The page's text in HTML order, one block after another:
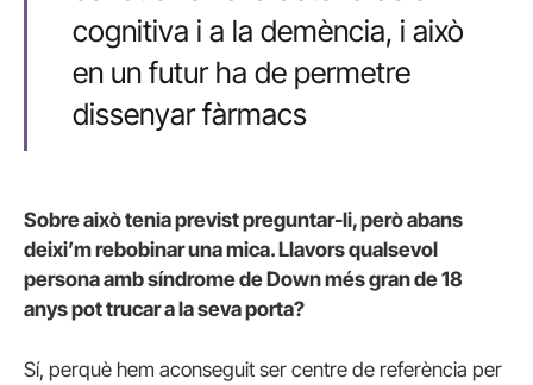
cognitiva i a la demència, i això
en un futur ha de permetre
dissenyar fàrmacs
Sobre això tenia previst preguntar-li, però abans
deixi’m rebobinar una mica. Llavors qualsevol
persona amb síndrome de Down més gran de 18
anys pot trucar a la seva porta?
Sí, perquè hem aconseguit ser centre de referència per